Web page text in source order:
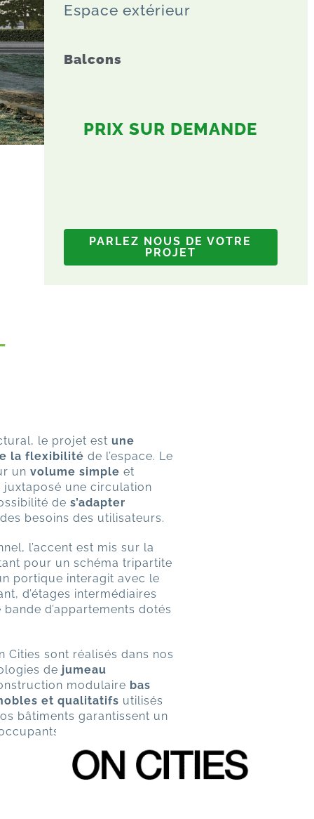
Espace extérieur
Balcons
PRIX SUR DEMANDE
PARLEZ NOUS DE VOTRE
PROJET
le projet est une
la flexibilité de l’espace. Le
un volume simple et
une circulation
de s’adapter
besoins des utilisateurs.
l’accent est mis sur la
pour un schéma tripartite
portique interagit avec le
d’étages intermédiaires
d’appartements dotés
Cities sont réalisés dans nos
de jumeau
modulaire bas
et qualitatifs utilisés
bâtiments garantissent un